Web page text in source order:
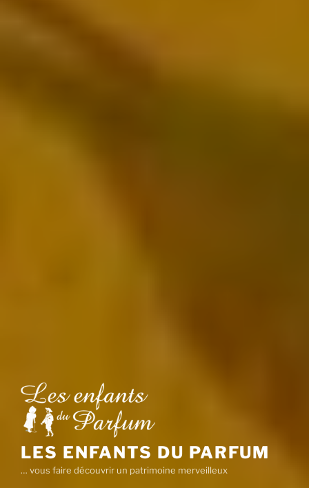
LES ENFANTS DU PARFUM
… vous faire découvrir un patrimoine merveilleux